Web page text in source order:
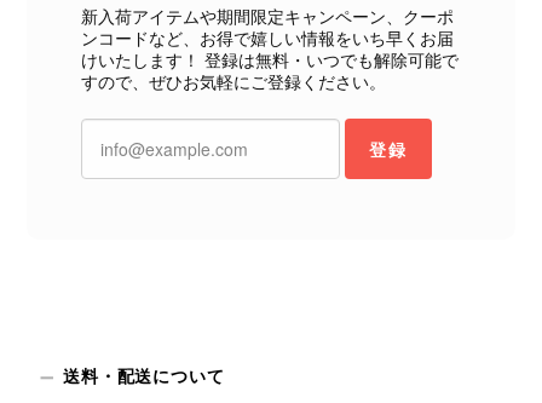
2026/08/01
外装内装ともにAランクの商品を購入しました。 しかし、実際に
届いた商品は、写真には写っていない内側の蛇腹部分と全面ポケ
きはたまたまだと思っていましたが、今回も掲載内容だけでは判
新入荷アイテムや期間限定キャンペーン、クーポ
ンコードなど、お得で嬉しい情報をいち早くお届
けいたします！ 登録は無料・いつでも解除可能で
すので、ぜひお気軽にご登録ください。
登録
送料・配送について